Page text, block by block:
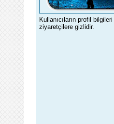
Kullanıcıların profil bilgileri
ziyaretçilere gizlidir.